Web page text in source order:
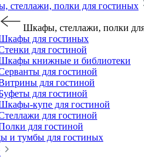
стеллажи, полки для гостиных
Шкафы, стеллажи, полки
для гостиных
для гостиной
книжные и библиотеки
для гостиной
для гостиной
для гостиной
купе для гостиной
для гостиной
для гостиной
и тумбы для гостиных